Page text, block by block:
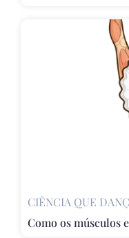
CIÊNCIA QUE
Como os músculos